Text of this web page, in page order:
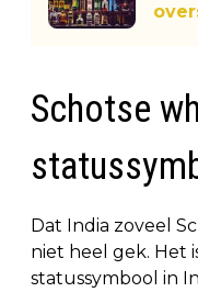
Schotse
Dat India zoveel
niet heel gek. Het
statussymbool in